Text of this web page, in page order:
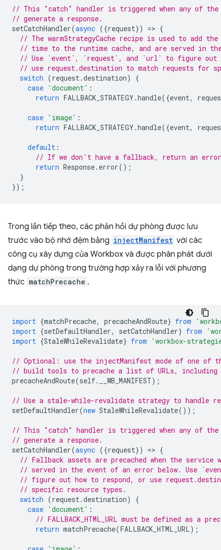
// This "catch" handler is triggered when any of
// generate a response.
setCatchHandler(async ({request}) => {
// The warmStrategyCache recipe is used to add
// time to the runtime cache, and are served in
// Use `event`, `request`, and `url` to figure out
// use request.destination to match requests for
switch (request.destination)
{
case 'document' :
return FALLBACK_STRATEGY .handle({event,
case 'image' :
return FALLBACK_STRATEGY .handle({event,
default :
// If we don't have a fallback, return an error
return Response. error();
}
});
Trong lần tiếp theo, các phản hồi dự phòng được lưu
trước vào bộ nhớ đệm bằng injectManifest với các
công cụ xây dựng của Workbox và được phân phát dưới
dạng dự phòng trong trường hợp xảy ra lỗi với phương
thức matchPrecache .
import {matchPrecache, precacheAndRoute} from
import {setDefaultHandler, setCatchHandler} from
import {StaleWhileRevalidate} from 'workbox-
// Optional: use the injectManifest mode of one of
// build tools to precache a list of URLs, including
precacheAndRoute(self. __WB_MANIFEST);
// Use a stale-while-revalidate strategy to handle
setDefaultHandler(new StaleWhileRevalidate());
// This "catch" handler is triggered when any of
// generate a response.
setCatchHandler(async ({request}) => {
// Fallback assets are precached when the
// served in the event of an error below. Use
// figure out how to respond, or use
// specific resource types.
switch (request.destination)
{
case 'document' :
// FALLBACK_HTML_URL must be defined as a
return matchPrecache(FALLBACK_HTML_URL);